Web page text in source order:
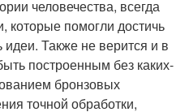
человечества, всегда
которые помогли достичь
Также не верится и в
построенным без каких-
бронзовых
точной обработки,